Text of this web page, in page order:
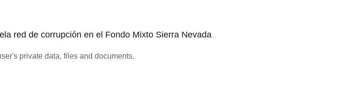
red de corrupción en el Fondo Mixto Sierra Nevada